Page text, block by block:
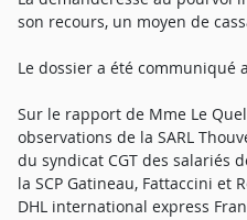
son recours, un moyen de
Le dossier a été communiqué
Sur le rapport de Mme Le
observations de la SARL
du syndicat CGT des salariés
la SCP Gatineau, Fattaccini et
DHL international express